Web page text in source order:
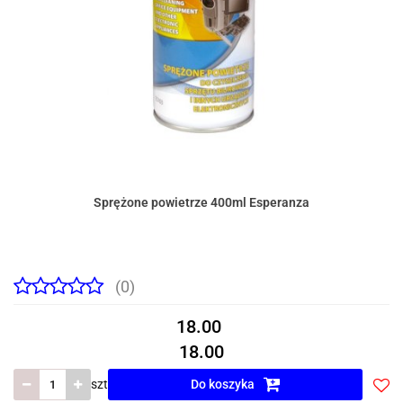
Sprężone powietrze 400ml Esperanza
(0)
18.00
18.00
szt Do koszyka